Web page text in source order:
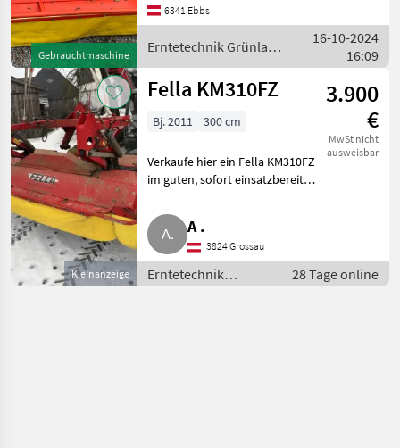
Gebrauchtmaschine
+++ gezogenes Fella KM 310
FZ Trommelmähwerk+++
Erntetechnik Grünland
6341 Ebbs
Erntetechnik Grünland
/ Fella
16-10-2024
16:09
Kleinanzeige
Fella KM310FZ
3.900
€
MwSt nicht
ausweisbar
Bj. 2011 300 cm
Verkaufe hier ein Fella KM310FZ
im guten, sofort einsatzbereiten
Trommelmähwerk mit
gezogener Aufhängung für sehr
gute Bodenanpassung. Im
vergange
A .
3824 Grossau
Erntetechnik
Grünland /
28 Tage online